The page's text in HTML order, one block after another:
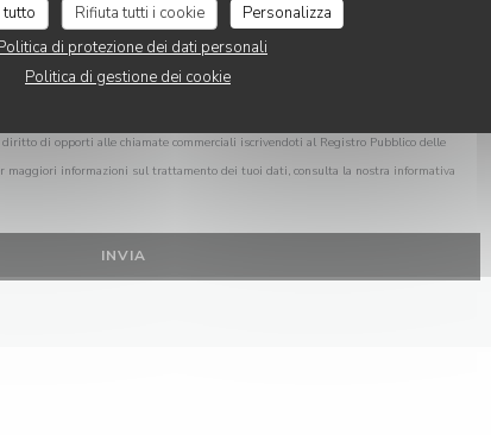
tutto Rifiuta tutti i cookie
Personalizza
di protezione dei dati personali
Politica di gestione dei cookie
di opporti alle chiamate commerciali iscrivendoti al Registro Pubblico delle
maggiori informazioni sul trattamento dei tuoi dati, consulta la nostra informativa